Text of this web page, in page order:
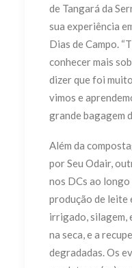
de Tangará da
sua experiência
Dias de Campo.
conhecer mais
dizer que foi
vimos e
grande bagagem
Além da
por Seu Odair,
nos DCs ao
produção de leite
irrigado, silagem,
na seca, e a
degradadas. Os